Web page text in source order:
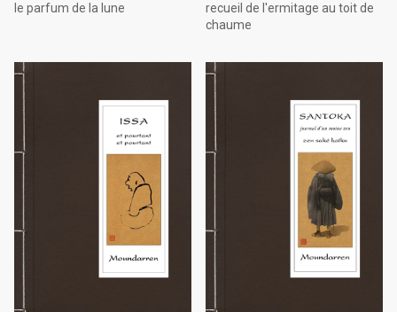
le parfum de la lune
recueil de l'ermitage au toit de
chaume